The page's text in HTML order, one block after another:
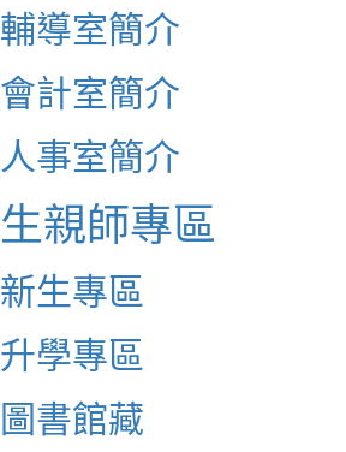
輔導室簡介
會計室簡介
人事室簡介
生親師專區
新生專區
升學專區
圖書館藏